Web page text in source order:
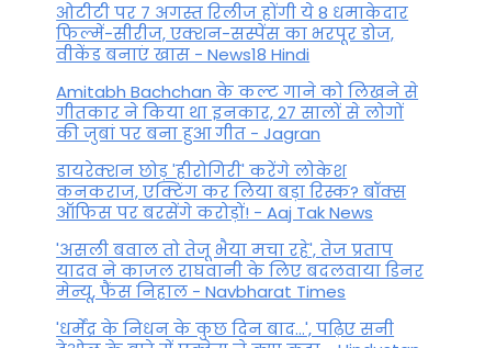
Aaj Ka Tula Rashifal: वाद-विवाद
से बचने का प्रयास करें, पढ़ें आज का
तुला राशिफल
ByysduevcTY9 January 4, 2026
ओटीटी पर 7 अगस्त रिलीज होंगी ये 8 धमाकेदार
फिल्में-सीरीज, एक्शन-सस्पेंस का भरपूर डोज,
वीकेंड बनाएं खास - News18 Hindi
Amitabh Bachchan के कल्ट गाने को लिखने से
गीतकार ने किया था इनकार, 27 सालों से लोगों
की जुबां पर बना हुआ गीत - Jagran
डायरेक्शन छोड़ 'हीरोगिरी' करेंगे लोकेश
कनकराज, एक्टिंग कर लिया बड़ा रिस्क? बॉक्स
ऑफिस पर बरसेंगे करोड़ों! - Aaj Tak News
'असली बवाल तो तेजू भैया मचा रहे', तेज प्रताप
यादव ने काजल राघवानी के लिए बदलवाया डिनर
मेन्यू, फैंस न‍िहाल - Navbharat Times
'धर्मेंद्र के निधन के कुछ दिन बाद...', पढ़िए सनी